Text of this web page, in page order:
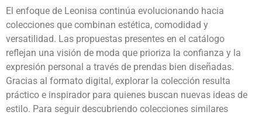
El enfoque de Leonisa continúa evolucionando hacia
colecciones que combinan estética, comodidad y
versatilidad. Las propuestas presentes en el catálogo
reflejan una visión de moda que prioriza la confianza y la
expresión personal a través de prendas bien diseñadas.
Gracias al formato digital, explorar la colección resulta
práctico e inspirador para quienes buscan nuevas ideas de
estilo. Para seguir descubriendo colecciones similares